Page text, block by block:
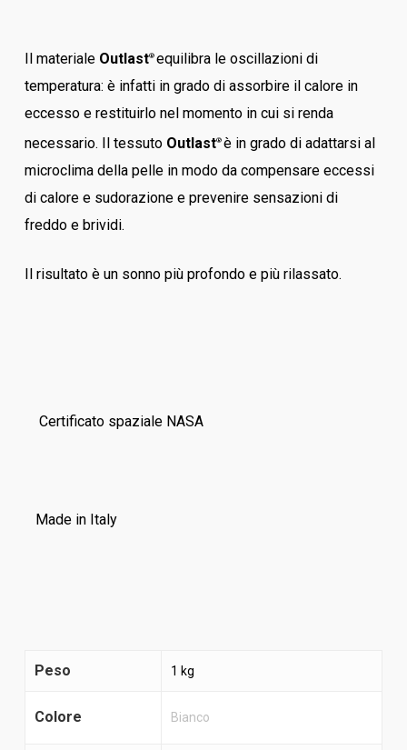
Il materiale Outlast® equilibra le oscillazioni di
temperatura: è infatti in grado di assorbire il calore in
eccesso e restituirlo nel momento in cui si renda
necessario. Il tessuto Outlast® è in grado di adattarsi al
microclima della pelle in modo da compensare eccessi
di calore e sudorazione e prevenire sensazioni di
freddo e brividi.
Il risultato è un sonno più profondo e più rilassato.
Certificato spaziale NASA
Made in Italy
Peso 1 kg
Colore Bianco